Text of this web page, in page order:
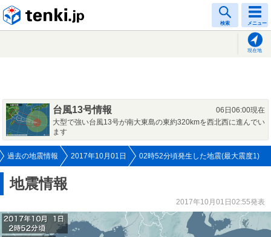
検索 メニュー
現在地
台風13号情報
06日06:00現在
大型で強い台風13号が南大東島の東約320kmを西北西に進んでい
ます
過去の地震情報 2017年10月01日 02時52分頃発生した地震(最大震度1)
地震情報
2017年10月01日02:55発表